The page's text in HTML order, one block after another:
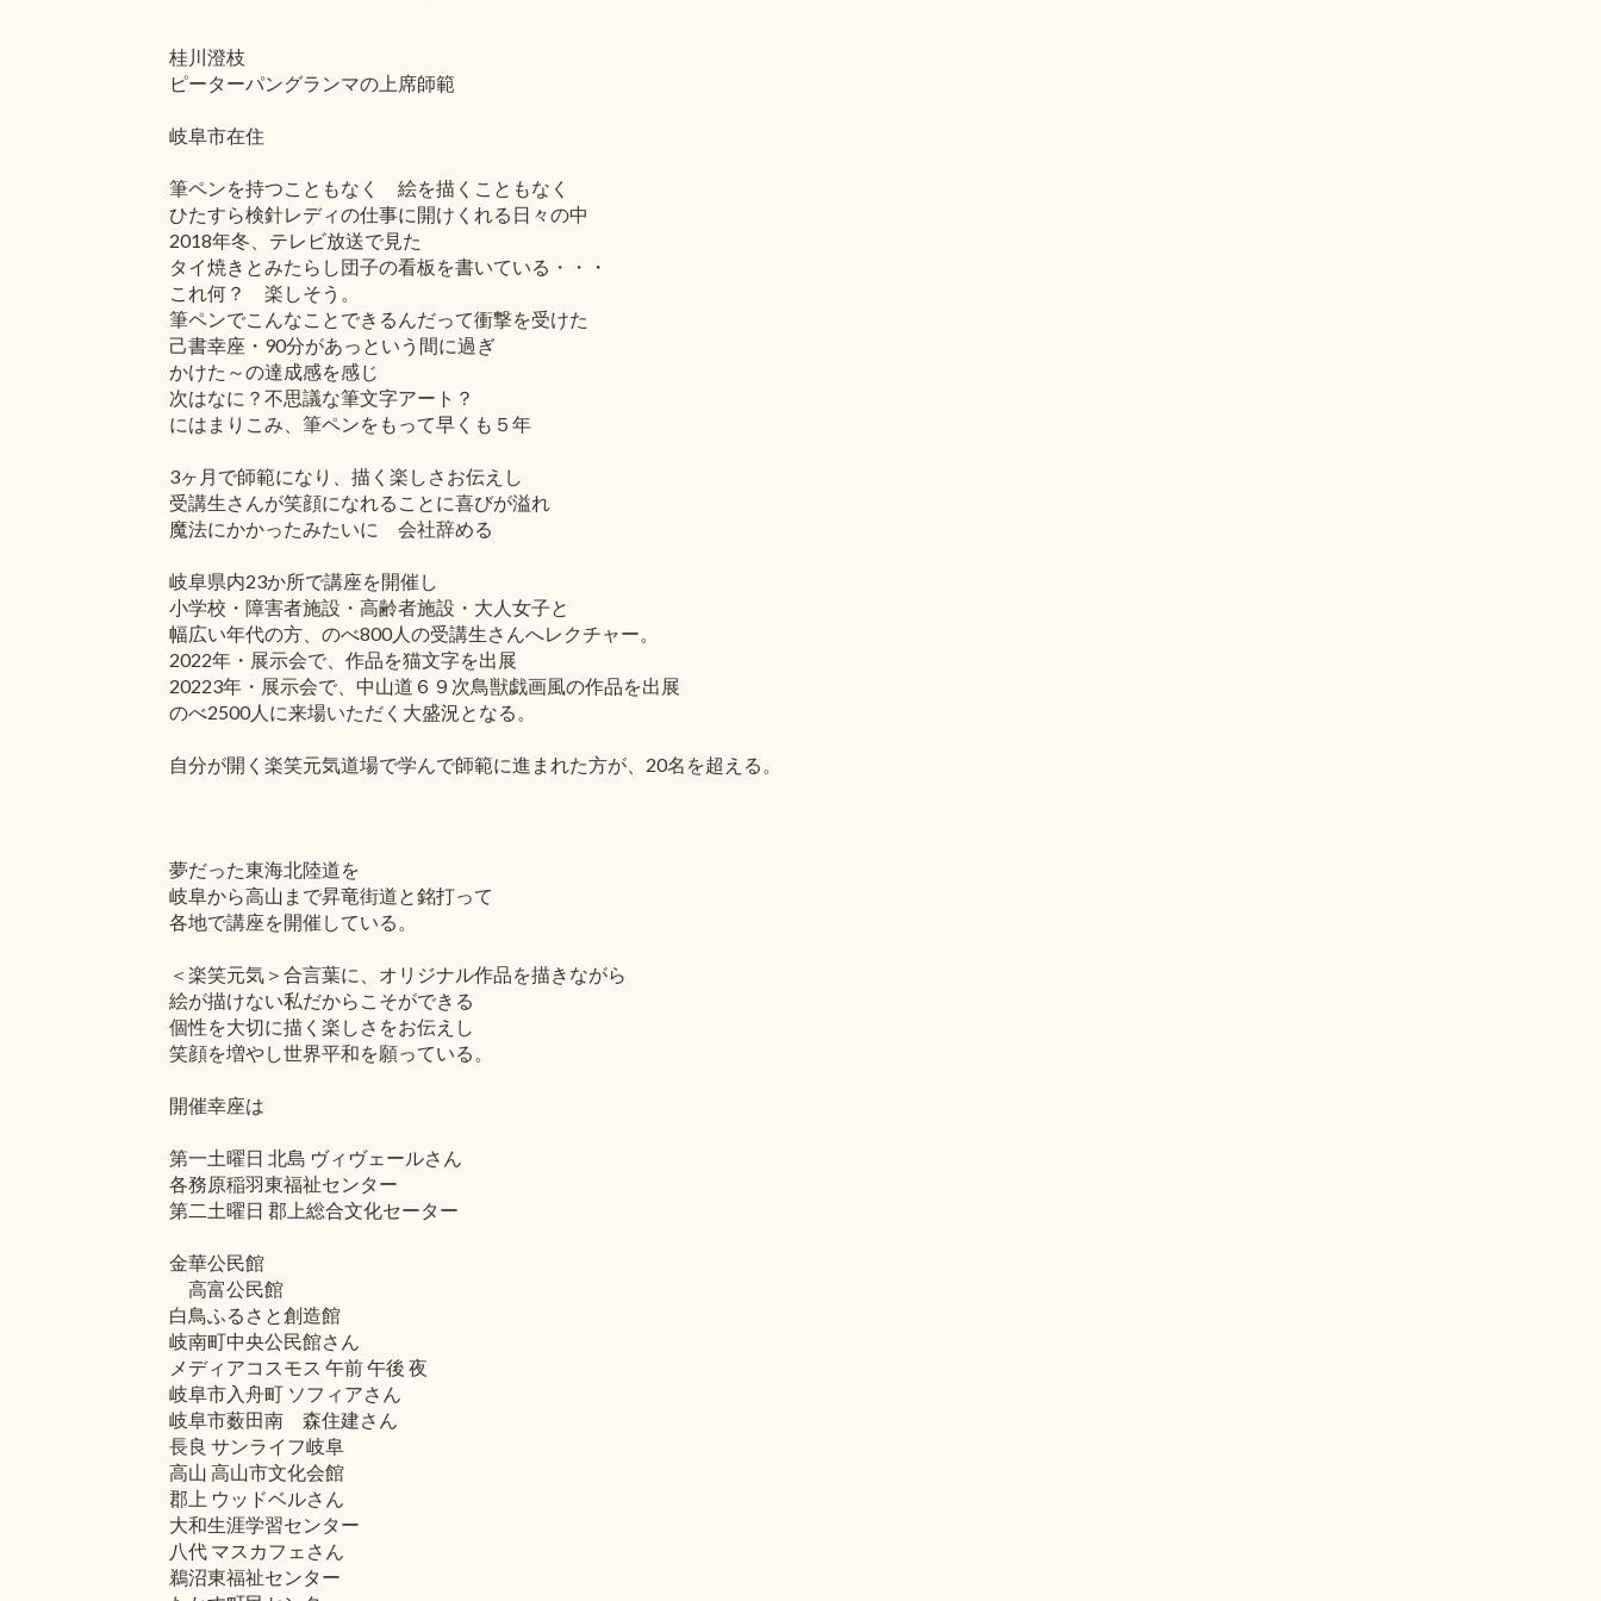
桂川澄枝
ピーターパングランマの上席師範
岐阜市在住
筆ペンを持つこともなく 絵を描くこともなく
ひたすら検針レディの仕事に開けくれる日々の中
2018年冬、テレビ放送で見た
タイ焼きとみたらし団子の看板を書いている・・・
これ何？ 楽しそう。
筆ペンでこんなことできるんだって衝撃を受けた
己書幸座・90分があっという間に過ぎ
かけた～の達成感を感じ
次はなに？不思議な筆文字アート？
にはまりこみ、筆ペンをもって早くも５年
3ヶ月で師範になり、描く楽しさお伝えし
受講生さんが笑顔になれることに喜びが溢れ
魔法にかかったみたいに 会社辞める
岐阜県内23か所で講座を開催し
小学校・障害者施設・高齢者施設・大人女子と
幅広い年代の方、のべ800人の受講生さんへレクチャー。
2022年・展示会で、作品を猫文字を出展
20223年・展示会で、中山道６９次鳥獣戯画風の作品を出展
のべ2500人に来場いただく大盛況となる。
自分が開く楽笑元気道場で学んで師範に進まれた方が、20名を超える。
夢だった東海北陸道を
岐阜から高山まで昇竜街道と銘打って
各地で講座を開催している。
＜楽笑元気＞合言葉に、オリジナル作品を描きながら
絵が描けない私だからこそができる
個性を大切に描く楽しさをお伝えし
笑顔を増やし世界平和を願っている。
開催幸座は
第一土曜日 北島 ヴィヴェールさん
各務原稲羽東福祉センター
第二土曜日 郡上総合文化セーター
金華公民館
高富公民館
白鳥ふるさと創造館
岐南町中央公民館さん
メディアコスモス 午前 午後 夜
岐阜市入舟町 ソフィアさん
岐阜市薮田南 森住建さん
長良 サンライフ岐阜
高山 高山市文化会館
郡上 ウッドベルさん
大和生涯学習センター
八代 マスカフェさん
鵜沼東福祉センター